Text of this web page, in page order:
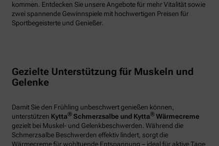
kommen. Entdecken Sie unsere Angebote für mehr Vitalität sowie
zwei spannende Gewinnspiele mit hochwertigen Preisen für
Sportbegeisterte und Genießer.
Gezielte Unterstützung für Muskeln und
Gelenke
Damit Sie den Frühling unbeschwert genießen können,
unterstützen Kytta® Schmerzsalbe und Kytta® Wärmecreme
gezielt bei Muskel- und Gelenkbeschwerden. Während die
Schmerzsalbe Beschwerden effektiv lindert, sorgt die
Wärmecreme für wohltuende Entspannung – ideal für aktive Tage